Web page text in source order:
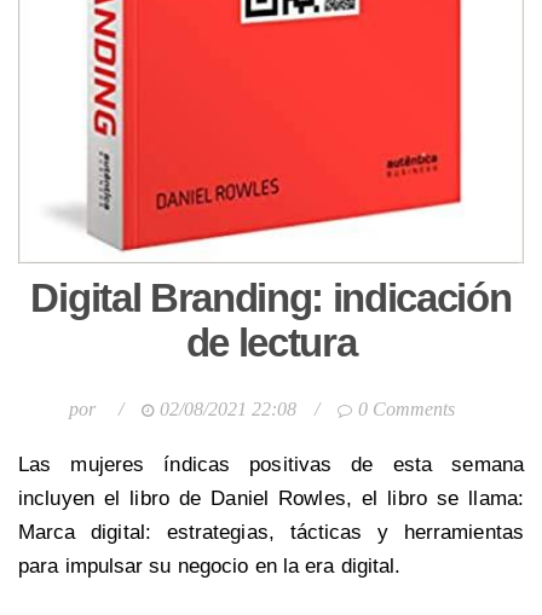
Digital Branding: indicación
de lectura
por / 02/08/2021 22:08 / 0 Comments
Las mujeres índicas positivas de esta semana
incluyen el libro de Daniel Rowles, el libro se llama:
Marca digital: estrategias, tácticas y herramientas
para impulsar su negocio en la era digital.